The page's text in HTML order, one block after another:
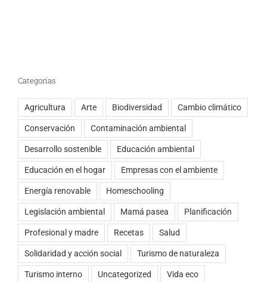
Categorías
Agricultura Arte Biodiversidad Cambio climático
Conservación Contaminación ambiental
Desarrollo sostenible Educación ambiental
Educación en el hogar Empresas con el ambiente
Energía renovable Homeschooling
Legislación ambiental Mamá pasea Planificación
Profesional y madre Recetas Salud
Solidaridad y acción social Turismo de naturaleza
Turismo interno Uncategorized Vida eco